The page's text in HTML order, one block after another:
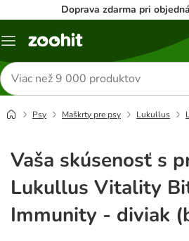
Doprava zdarma pri
Kategórie
Hľadať
produkty
Psy Maškrty pre psy Lukullus
Vaša skúsenosť s
Lukullus Vitality
Immunity - diviak